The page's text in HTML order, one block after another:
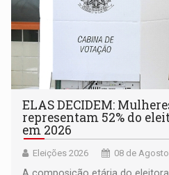
ELAS DECIDEM:
representam 52% do
em 2026
Eleições 2026 08 de